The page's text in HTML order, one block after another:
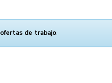
ofertas de trabajo.